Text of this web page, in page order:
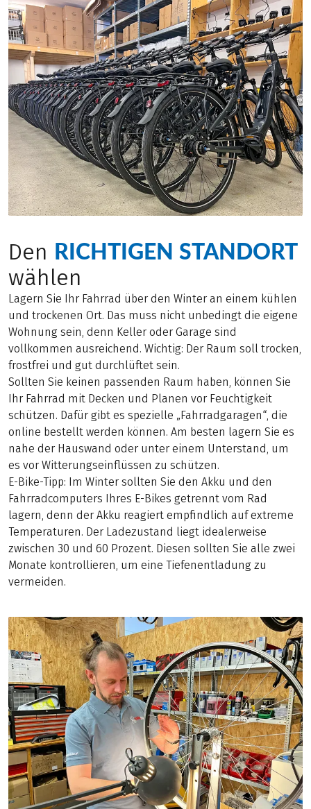
Den RICHTIGEN STANDORT
wählen
Lagern Sie Ihr Fahrrad über den Winter an einem kühlen
und trockenen Ort. Das muss nicht unbedingt die eigene
Wohnung sein, denn Keller oder Garage sind
vollkommen ausreichend. Wichtig: Der Raum soll trocken,
frostfrei und gut durchlüftet sein.
Sollten Sie keinen passenden Raum haben, können Sie
Ihr Fahrrad mit Decken und Planen vor Feuchtigkeit
schützen. Dafür gibt es spezielle „Fahrradgaragen“, die
online bestellt werden können. Am besten lagern Sie es
nahe der Hauswand oder unter einem Unterstand, um
es vor Witterungseinflüssen zu schützen.
E-Bike-Tipp: Im Winter sollten Sie den Akku und den
Fahrradcomputers Ihres E-Bikes getrennt vom Rad
lagern, denn der Akku reagiert empfindlich auf extreme
Temperaturen. Der Ladezustand liegt idealerweise
zwischen 30 und 60 Prozent. Diesen sollten Sie alle zwei
Monate kontrollieren, um eine Tiefenentladung zu
vermeiden.